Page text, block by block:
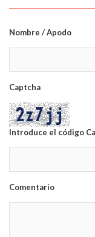
Nombre / Apodo
Captcha
Introduce el código
Comentario